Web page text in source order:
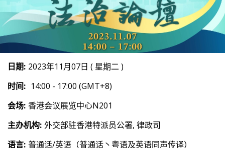
日期: 2023年11月07日 ( 星期二 )
时间: 14:00 - 17:00 (GMT+8)
会场: 香港会议展览中心N201
主办机构: 外交部驻香港特派员公署, 律政司
语言: 普通话/英语（普通话丶粤语及英语同声传译）